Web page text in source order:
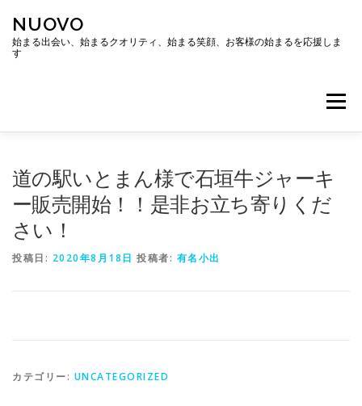
ッ
NUOVO
始まる出会い、始まるクオリティ、始まる笑顔、お客様の始まるを応援しま
す
メニュー
道の駅いとまん様で石垣牛ジャーキ
ー販売開始！！是非お立ち寄りくだ
さい！
投稿日: 2020年8月18日 投稿者: 有名小出
カテゴリー: UNCATEGORIZED